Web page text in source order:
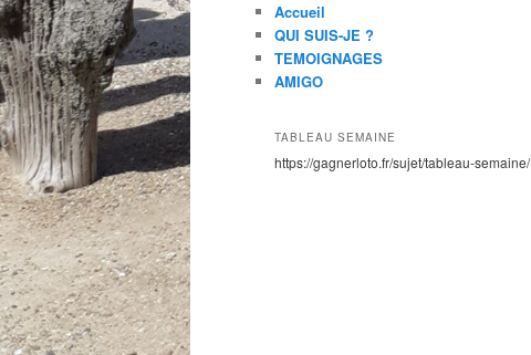
Accueil
QUI SUIS-JE ?
TEMOIGNAGES
AMIGO
TABLEAU SEMAINE
https://gagnerloto.fr/sujet/tableau-semaine/